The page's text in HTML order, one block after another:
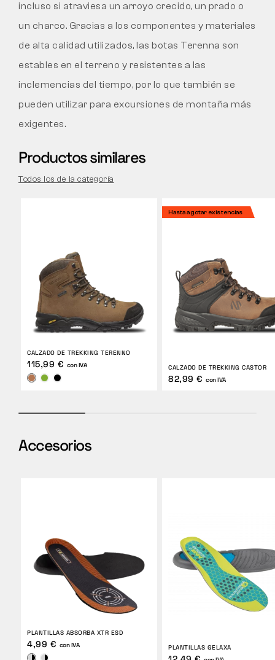
incluso si atraviesa un arroyo crecido, un prado o
un charco. Gracias a los componentes y materiales
de alta calidad utilizados, las botas Terenna son
estables en el terreno y resistentes a las
inclemencias del tiempo, por lo que también se
pueden utilizar para excursiones de montaña más
exigentes.
Productos similares
Todos los de la categoría
CALZADO DE TREKKING TERENNO
115,99 € con IVA
Hasta agotar existencias
CALZADO DE TREKKING CASTOR
82,99 € con IVA
Accesorios
PLANTILLAS ABSORBA XTR ESD
4,99 € con IVA PLANTILLAS GELAXA